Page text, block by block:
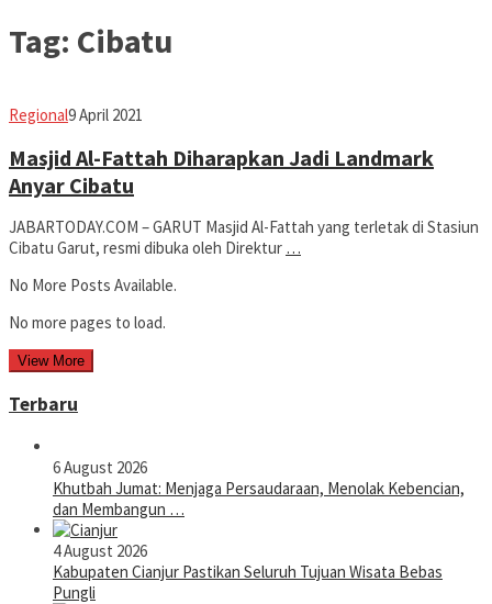
Tag: Cibatu
RegionalAvila
9 April 2021
Masjid Al-Fattah Diharapkan Jadi Landmark
Anyar Cibatu
JABARTODAY.COM – GARUT Masjid Al-Fattah yang terletak di Stasiun
Cibatu Garut, resmi dibuka oleh Direktur …
No More Posts Available.
No more pages to load.
View More
Terbaru
6 August 2026
Khutbah Jumat: Menjaga Persaudaraan, Menolak Kebencian,
dan Membangun …
4 August 2026
Kabupaten Cianjur Pastikan Seluruh Tujuan Wisata Bebas
Pungli